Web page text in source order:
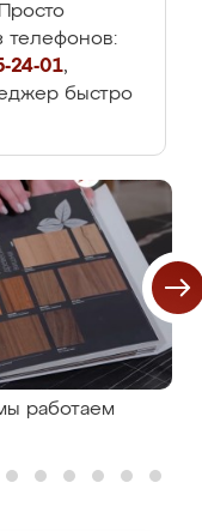
телефонов:
24-01,
быстро
работаем